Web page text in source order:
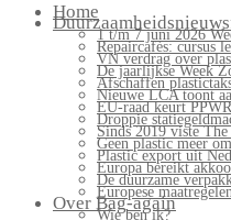
Home
1 t/m 7 juni 2026
Repaircafés: cursus
VN verdrag over
De jaarlijkse Week
Afschaffen
Nieuwe LCA toont
EU-raad keurt
Droppie
Sinds 2019 viste
Geen plastic meer
Plastic export uit
Europa bereikt
De duurzame
Europese
Over Bag-again
Wie ben ik?